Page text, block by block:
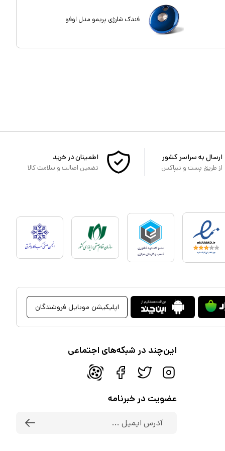
فندک شارژی پریمو مدل اوفو
ارسال به سراسر کشور
از طریق پست و تیپاکس
اطمینان در خرید
تضمین اصالت و سلامت کالا
اپلیکیشن موبایل فروشندگان
این‌چند در شبکه‌های اجتماعی
عضویت در خبرنامه